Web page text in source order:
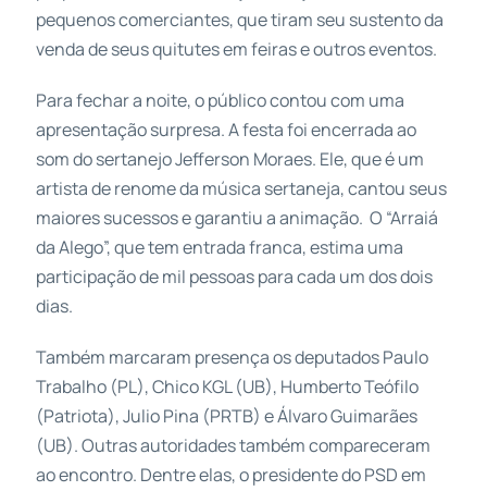
pequenos comerciantes, que tiram seu sustento da
venda de seus quitutes em feiras e outros eventos.
Para fechar a noite, o público contou com uma
apresentação surpresa. A festa foi encerrada ao
som do sertanejo Jefferson Moraes. Ele, que é um
artista de renome da música sertaneja, cantou seus
maiores sucessos e garantiu a animação. O “Arraiá
da Alego”, que tem entrada franca, estima uma
participação de mil pessoas para cada um dos dois
dias.
Também marcaram presença os deputados Paulo
Trabalho (PL), Chico KGL (UB), Humberto Teófilo
(Patriota), Julio Pina (PRTB) e Álvaro Guimarães
(UB). Outras autoridades também compareceram
ao encontro. Dentre elas, o presidente do PSD em